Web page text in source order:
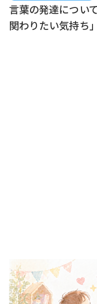
言葉の発達につい
関わりたい気持ち